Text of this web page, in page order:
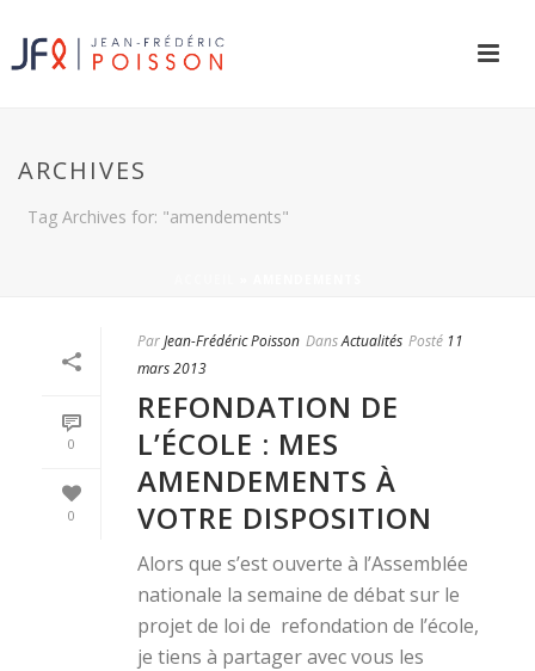
ARCHIVES
Tag Archives for: "amendements"
0
0
ParJean-Frédéric Poisson DansActualités Posté 11
mars 2013
REFONDATION DE
L’ÉCOLE : MES
AMENDEMENTS À
VOTRE DISPOSITION
Alors que s’est ouverte à l’Assemblée
nationale la semaine de débat sur le
projet de loi de refondation de l’école,
je tiens à partager avec vous les